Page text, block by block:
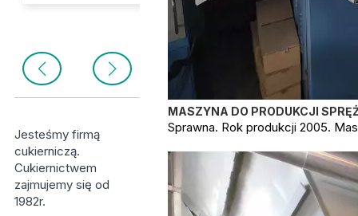
Jesteśmy firmą
cukierniczą.
Cukiernictwem
zajmujemy się od
1982r.
MASZYNA DO PRODUKCJI
Sprawna. Rok produkcji 2005.